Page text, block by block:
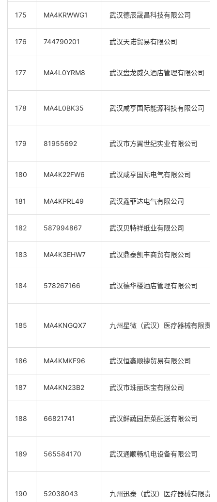
175 MA4KRWWG1 武汉德辰晟昌科技有限公司
176 744790201 武汉天诺贸易有限公司
177 MA4L0YRM8 武汉盘龙威久酒店管理有限公司
178 MA4L0BK35 武汉咸亨国际能源科技有限公司
179 81955692 武汉市方翼世纪实业有限公司
180 MA4K22FW6 武汉咸亨国际电气有限公司
181 MA4KPRL49 武汉鑫菲达电气有限公司
182 587994867 武汉贝特祥纸业有限公司
183 MA4K3EHW7 武汉鼎泰凯丰商贸有限公司
184 578267166 武汉德华楼酒店管理有限公司
185 MA4KNGQX7 九州星微（武汉）医疗器械有限责
186 MA4KMKF96 武汉恒鑫顺捷贸易有限公司
187 MA4KN23B2 武汉市珠丽珠宝有限公司
188 66821741 武汉鲜蔬园蔬菜配送有限公司
189 565584170 武汉通顺畅机电设备有限公司
190 52038043 九州迅泰（武汉）医疗器械有限责